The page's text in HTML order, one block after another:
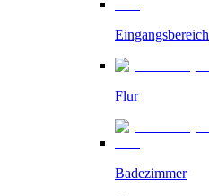
Eingangsbereich
Flur
Badezimmer